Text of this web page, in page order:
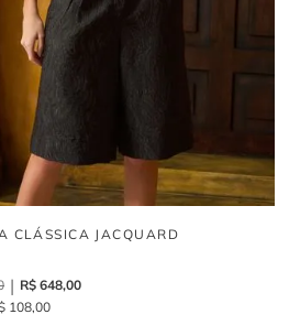
CLÁSSICA JACQUARD
R$ 648,00
108,00